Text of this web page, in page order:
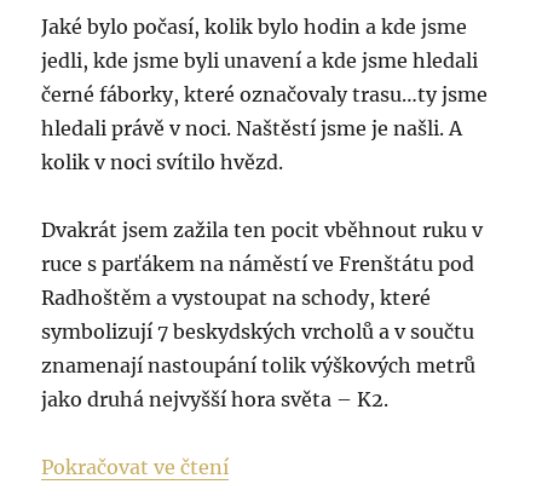
Jaké bylo počasí, kolik bylo hodin a kde jsme
jedli, kde jsme byli unavení a kde jsme hledali
černé fáborky, které označovaly trasu…ty jsme
hledali právě v noci. Naštěstí jsme je našli. A
kolik v noci svítilo hvězd.
Dvakrát jsem zažila ten pocit vběhnout ruku v
ruce s parťákem na náměstí ve Frenštátu pod
Radhoštěm a vystoupat na schody, které
symbolizují 7 beskydských vrcholů a v součtu
znamenají nastoupání tolik výškových metrů
jako druhá nejvyšší hora světa – K2.
Pokračovat ve čtení„B7 neboli Beskydská